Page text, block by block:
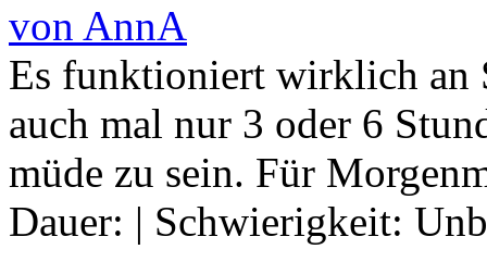
von AnnA
Es funktioniert wirklich an
auch mal nur 3 oder 6
müde zu sein. Für
Dauer: | Schwierigkeit: